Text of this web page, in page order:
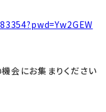
会にお集まりください